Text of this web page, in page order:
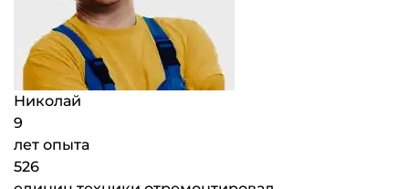
Николай
9
лет опыта
526